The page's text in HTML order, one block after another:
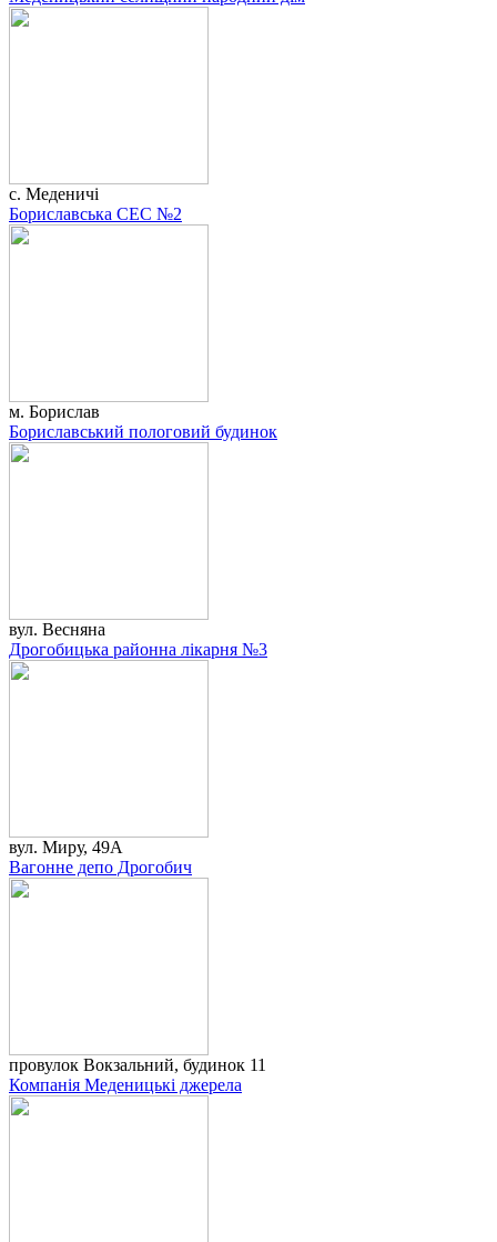
с. Меденичі
Бориславська СЕС №2
м. Борислав
Бориславський пологовий будинок
вул. Весняна
Дрогобицька районна лікарня №3
вул. Миру, 49А
Вагонне депо Дрогобич
провулок Вокзальний, будинок 11
Компанія Меденицькі джерела